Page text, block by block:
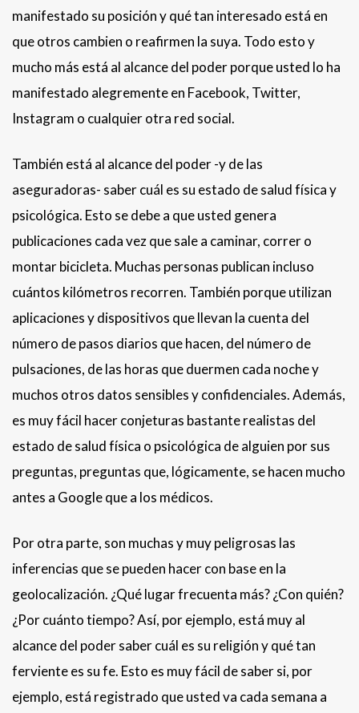
manifestado su posición y qué tan interesado está en
que otros cambien o reafirmen la suya. Todo esto y
mucho más está al alcance del poder porque usted lo ha
manifestado alegremente en Facebook, Twitter,
Instagram o cualquier otra red social.
También está al alcance del poder -y de las
aseguradoras- saber cuál es su estado de salud física y
psicológica. Esto se debe a que usted genera
publicaciones cada vez que sale a caminar, correr o
montar bicicleta. Muchas personas publican incluso
cuántos kilómetros recorren. También porque utilizan
aplicaciones y dispositivos que llevan la cuenta del
número de pasos diarios que hacen, del número de
pulsaciones, de las horas que duermen cada noche y
muchos otros datos sensibles y confidenciales. Además,
es muy fácil hacer conjeturas bastante realistas del
estado de salud física o psicológica de alguien por sus
preguntas, preguntas que, lógicamente, se hacen mucho
antes a Google que a los médicos.
Por otra parte, son muchas y muy peligrosas las
inferencias que se pueden hacer con base en la
geolocalización. ¿Qué lugar frecuenta más? ¿Con quién?
¿Por cuánto tiempo? Así, por ejemplo, está muy al
alcance del poder saber cuál es su religión y qué tan
ferviente es su fe. Esto es muy fácil de saber si, por
ejemplo, está registrado que usted va cada semana a